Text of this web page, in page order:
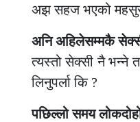
अझ सहज भएको
अनि अहिलेसम्मकै
त्यस्तो सेक्सी नै भन्ने
लिनुपर्ला कि ?
पछिल्लो समय